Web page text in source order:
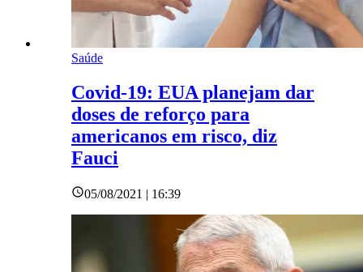
Saúde
Covid-19: EUA planejam dar
doses de reforço para
americanos em risco, diz
Fauci
05/08/2021 | 16:39